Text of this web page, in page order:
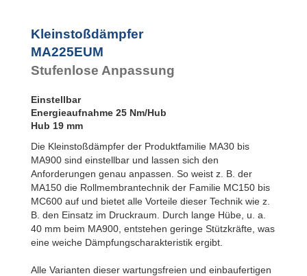
SC²300 bis
SC²650
MA30 bis MA900
PET20 bis
PET27
Kleinstoßdämpfer
MA225EUM
Stufenlose Anpassung
Einstellbar
Energieaufnahme 25 Nm/Hub
Hub 19 mm
Die Kleinstoßdämpfer der Produktfamilie MA30 bis
MA900 sind einstellbar und lassen sich den
Anforderungen genau anpassen. So weist z. B. der
MA150 die Rollmembrantechnik der Familie MC150 bis
MC600 auf und bietet alle Vorteile dieser Technik wie z.
B. den Einsatz im Druckraum. Durch lange Hübe, u. a.
40 mm beim MA900, entstehen geringe Stützkräfte, was
eine weiche Dämpfungscharakteristik ergibt.
Alle Varianten dieser wartungsfreien und einbaufertigen